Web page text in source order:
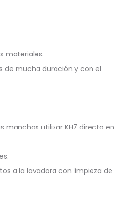
materiales.
de mucha duración y con el
manchas utilizar KH7 directo en
a la lavadora con limpieza de